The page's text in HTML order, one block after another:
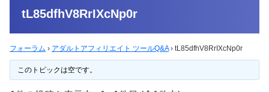
tL85dfhV8RrIXcNp0r
フォーラム › アダルトアフィリエイト ツールQ&A › tL85dfhV8RrIXcNp0r
このトピックは空です。